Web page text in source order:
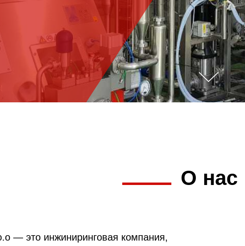
О нас
— это инжиниринговая компания,